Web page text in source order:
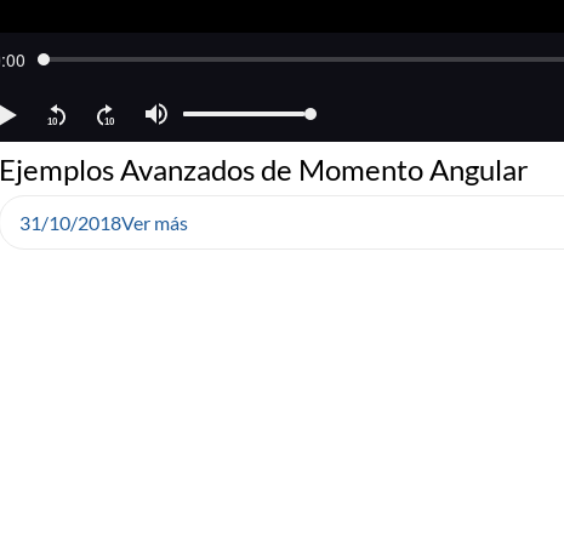
Ejemplos Avanzados de Momento Angular
31/10/2018Ver más